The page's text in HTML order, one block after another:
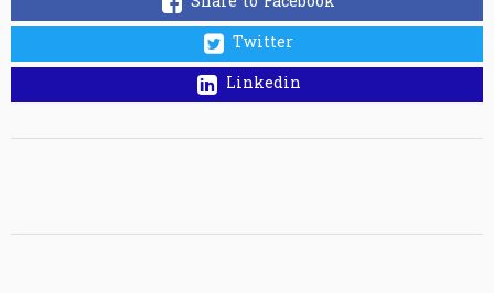
Twitter
Linkedin